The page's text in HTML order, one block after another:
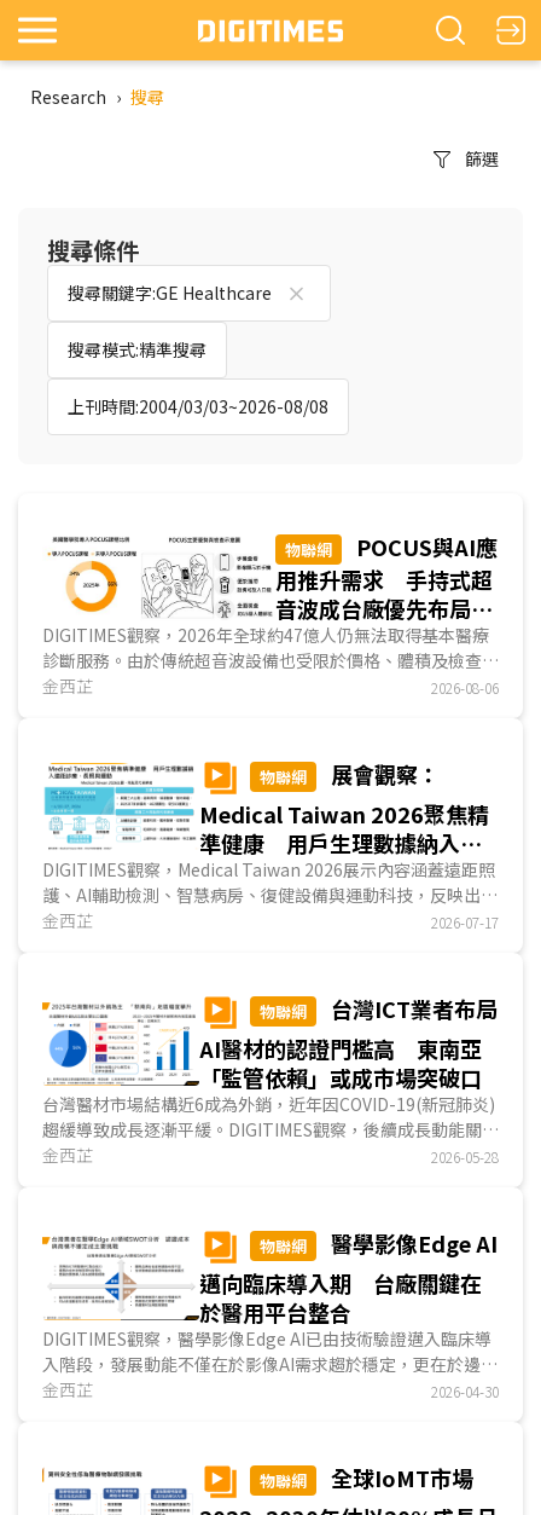
Research › 搜尋
篩選
搜尋條件
搜尋關鍵字:GE Healthcare
搜尋模式:精準搜尋
上刊時間:2004/03/03~2026-08/08
物聯網
POCUS與AI應
用推升需求 手持式超
音波成台廠優先布局醫
材新商機
DIGITIMES觀察，2026年全球約47億人仍無法取得基本醫療
診斷服務。由於傳統超音波設備也受限於價格、體積及檢查排
程，難以延伸至第一線場域。手持式超音波將探頭、影像處
加，醫療設備大廠、超音波新創與台灣ICT業者相繼投入，競
爭已由硬體規格延伸至AI軟體、法規驗證與通路布局。...
金西芷 2026-08-06
物聯網
展會觀察：
Medical Taiwan 2026聚焦精
準健康 用戶生理數據納入遠
距診療、長照與運動
DIGITIMES觀察，Medical Taiwan 2026展示內容涵蓋遠距照
護、AI輔助檢測、智慧病房、復健設備與運動科技，反映出用
戶生理數據已納入診療、長照及運動服務。本屆業者除展示設
示邁入實際應用發展。多數醫材已取得TFDA、美國FDA或其
他市場許可，產業重點開始步入通路拓展與商業模式驗證。...
金西芷 2026-07-17
物聯網
台灣ICT業者布局
AI醫材的認證門檻高 東南亞
「監管依賴」或成市場突破口
台灣醫材市場結構近6成為外銷，近年因COVID-19(新冠肺炎)
趨緩導致成長逐漸平緩。DIGITIMES觀察，後續成長動能關鍵
在於從傳統醫材製造，轉向AI/ML產品加值。由於大型醫療設
助應用。整體而言，台灣AI/ML醫材的機會在於軟體加值與臨
床流程整合；挑戰則在於醫材認證週期長，後續發展策略應以
成熟市場取證建立基礎，透過東南亞醫材監管依賴機制，將單
一產品認證，延伸為多國市場效益。...
金西芷 2026-05-28
物聯網
醫學影像Edge AI
邁向臨床導入期 台廠關鍵在
於醫用平台整合
DIGITIMES觀察，醫學影像Edge AI已由技術驗證邁入臨床導
入階段，發展動能不僅在於影像AI需求趨於穩定，更在於邊緣
推論有效縮短急重症決策時間，推動醫療影像系統轉向即時處
礎；然而醫材認證與系統整合的法規要求，仍是目前推動商用
化最主要的障礙。...
金西芷 2026-04-30
物聯網
全球IoMT市場